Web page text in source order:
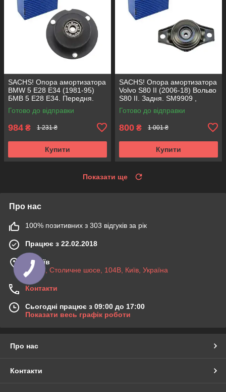
SACHS! Опора амортизатора
BMW 5 E28 E34 (1981-95)
БМВ 5 Е28 Е34. Передня.
SM1000 , 803151 , KB650.00 ,
VKDC35801
Готово до відправки
984 ₴ 1 231 ₴
Купити
SACHS! Опора амортизатора
Volvo S80 II (2006-18) Вольво
S80 II. Задня. SM9909 ,
802416 , KB952.10 ,
VKDA40436
Готово до відправки
800 ₴ 1 001 ₴
Купити
Показати ще
Про нас
100% позитивних з 303 відгуків за рік
Працює з 22.02.2018
м. Київ
03045, Столичне шосе, 104B, Київ, Україна
Контакти
Сьогодні працює з 09:00 до 17:00
Показати весь графік роботи
Про нас
Контакти